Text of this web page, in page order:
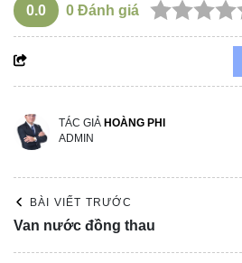
0.0 0 Đánh giá
TÁC GIẢ HOÀNG PHI
ADMIN
BÀI VIẾT TRƯỚC
Van nước đồng thau